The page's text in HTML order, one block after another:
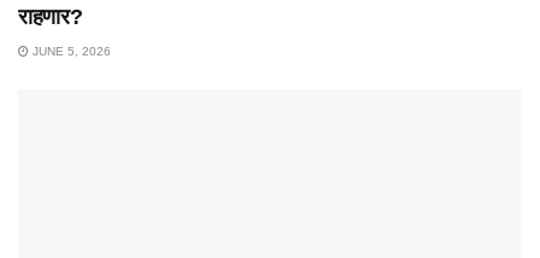
राहणार?
JUNE 5, 2026